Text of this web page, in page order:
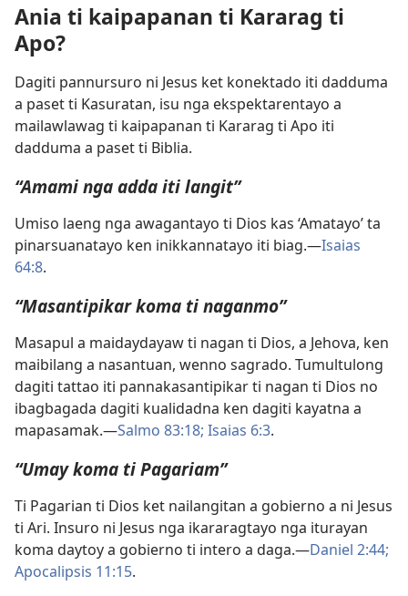
Ania ti kaipapanan ti Kararag ti
Apo?
Dagiti pannursuro ni Jesus ket konektado iti dadduma
a paset ti Kasuratan, isu nga ekspektarentayo a
mailawlawag ti kaipapanan ti Kararag ti Apo iti
dadduma a paset ti Biblia.
“Amami nga adda iti langit”
Umiso laeng nga awagantayo ti Dios kas ‘Amatayo’ ta
pinarsuanatayo ken inikkannatayo iti biag.—Isaias
64:8.
“Masantipikar koma ti naganmo”
Masapul a maidaydayaw ti nagan ti Dios, a Jehova, ken
maibilang a nasantuan, wenno sagrado. Tumultulong
dagiti tattao iti pannakasantipikar ti nagan ti Dios no
ibagbagada dagiti kualidadna ken dagiti kayatna a
mapasamak.—Salmo 83:18; Isaias 6:3.
“Umay koma ti Pagariam”
Ti Pagarian ti Dios ket nailangitan a gobierno a ni Jesus
ti Ari. Insuro ni Jesus nga ikararagtayo nga iturayan
koma daytoy a gobierno ti intero a daga.—Daniel 2:44;
Apocalipsis 11:15.